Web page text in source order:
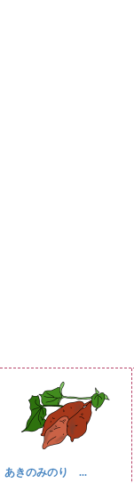
あきのみのり ...